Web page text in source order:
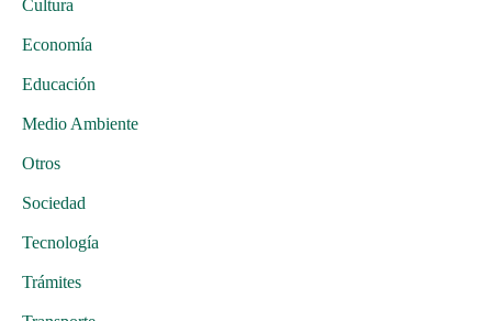
Cultura
Economía
Educación
Medio Ambiente
Otros
Sociedad
Tecnología
Trámites